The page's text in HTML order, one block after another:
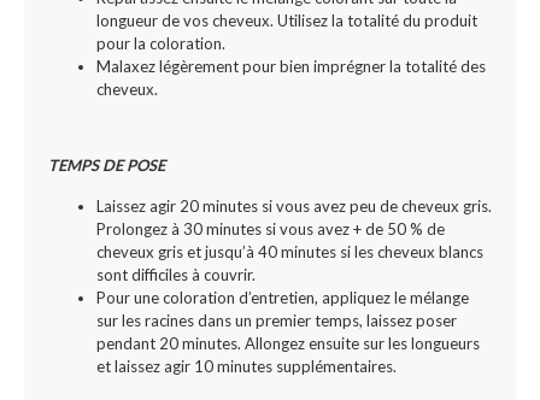
longueur de vos cheveux. Utilisez la totalité du produit
pour la coloration.
Malaxez légèrement pour bien imprégner la totalité des
cheveux.
TEMPS DE POSE
Laissez agir 20 minutes si vous avez peu de cheveux gris.
Prolongez à 30 minutes si vous avez + de 50 % de
cheveux gris et jusqu’à 40 minutes si les cheveux blancs
sont difficiles à couvrir.
Pour une coloration d’entretien, appliquez le mélange
sur les racines dans un premier temps, laissez poser
pendant 20 minutes. Allongez ensuite sur les longueurs
et laissez agir 10 minutes supplémentaires.